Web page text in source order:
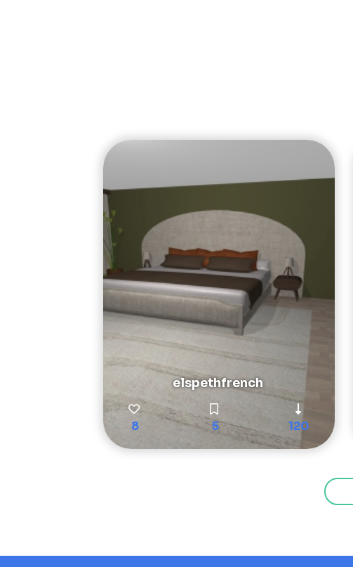
elspethfrench
8 5 120